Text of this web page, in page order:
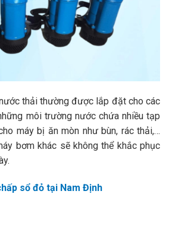
thải thường được lắp đặt cho các
môi trường nước chứa nhiều tạp
máy bị ăn mòn như bùn, rác thải,…
bơm khác sẽ không thể khắc phục
sổ đỏ tại Nam Định